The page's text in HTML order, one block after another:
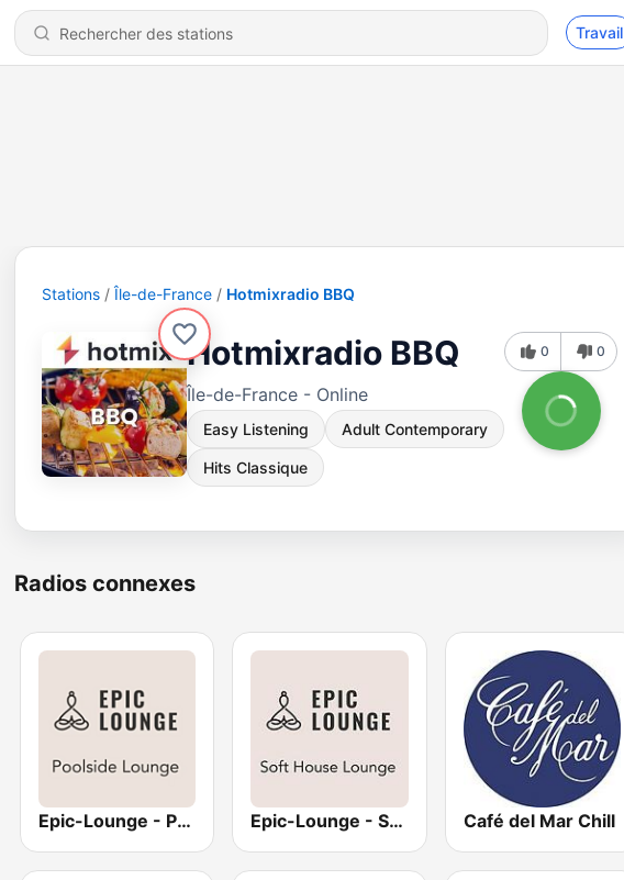
Travail
Stations Île-de-France Hotmixradio BBQ
Hotmixradio BBQ
Île-de-France - Online
Easy Listening Adult Contemporary
Hits Classique
0 0
Radios connexes
Epic-Lounge - Poolside Lounge Epic-Lounge - Soft House Lounge Café del Mar Chill